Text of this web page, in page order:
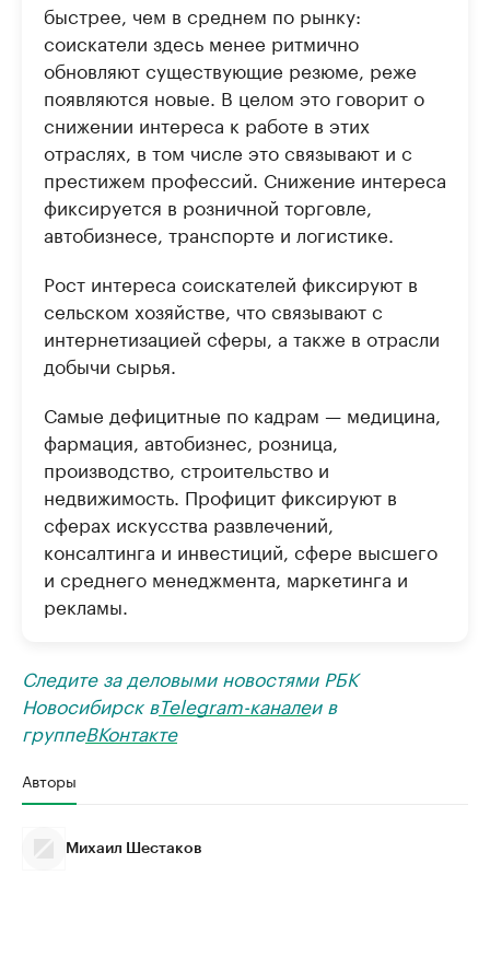
быстрее, чем в среднем по рынку:
соискатели здесь менее ритмично
обновляют существующие резюме, реже
появляются новые. В целом это говорит о
снижении интереса к работе в этих
отраслях, в том числе это связывают и с
престижем профессий. Снижение интереса
фиксируется в розничной торговле,
автобизнесе, транспорте и логистике.
Рост интереса соискателей фиксируют в
сельском хозяйстве, что связывают с
интернетизацией сферы, а также в отрасли
добычи сырья.
Самые дефицитные по кадрам — медицина,
фармация, автобизнес, розница,
производство, строительство и
недвижимость. Профицит фиксируют в
сферах искусства развлечений,
консалтинга и инвестиций, сфере высшего
и среднего менеджмента, маркетинга и
рекламы.
Следите за деловыми новостями РБК
Новосибирск вTelegram-каналеи в
группеВКонтакте
Авторы
Михаил Шестаков